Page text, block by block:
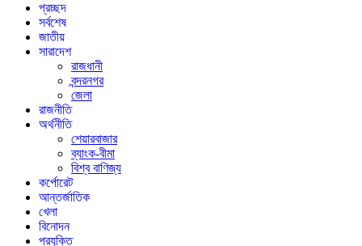
প্রচ্ছদ
সর্বশেষ
জাতীয়
সারাদেশ
রাজধানী
বন্দরনগর
জেলা
রাজনীতি
অর্থনীতি
শেয়ারবাজার
ব্যাংক-বীমা
বিশ্ব বাণিজ্য
কর্পোরেট
আন্তর্জাতিক
খেলা
বিনোদন
প্রযুক্তি